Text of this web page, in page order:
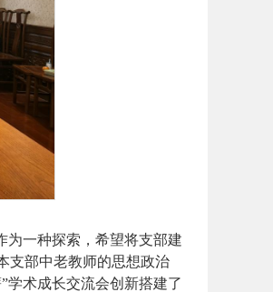
为一种探索，希望将支部建
支部中老教师的思想政治
学术成长交流会创新搭建了